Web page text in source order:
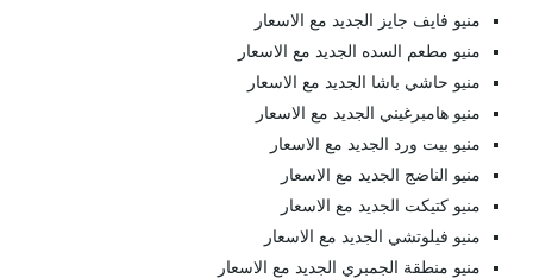
منيو فايف جايز الجديد مع الاسعار
منيو مطعم السده الجديد مع الاسعار
منيو حاشي باشا الجديد مع الاسعار
منيو هامبرغيني الجديد مع الاسعار
منيو بيت ورد الجديد مع الاسعار
منيو الناضج الجديد مع الاسعار
منيو كتيكت الجديد مع الاسعار
منيو فيلوتشي الجديد مع الاسعار
منيو منطقة الجمبري الجديد مع الاسعار